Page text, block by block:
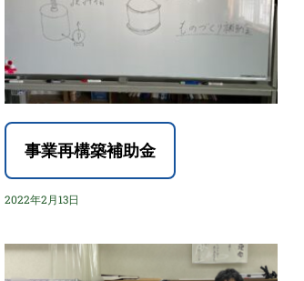
事業再構築補助金
2022年2月13日